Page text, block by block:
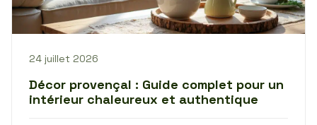
24 juillet 2026
Décor provençal : Guide complet pour un
intérieur chaleureux et authentique